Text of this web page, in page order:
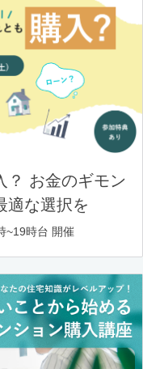
？ お金のギモン
適な選択を
~19時台 開催